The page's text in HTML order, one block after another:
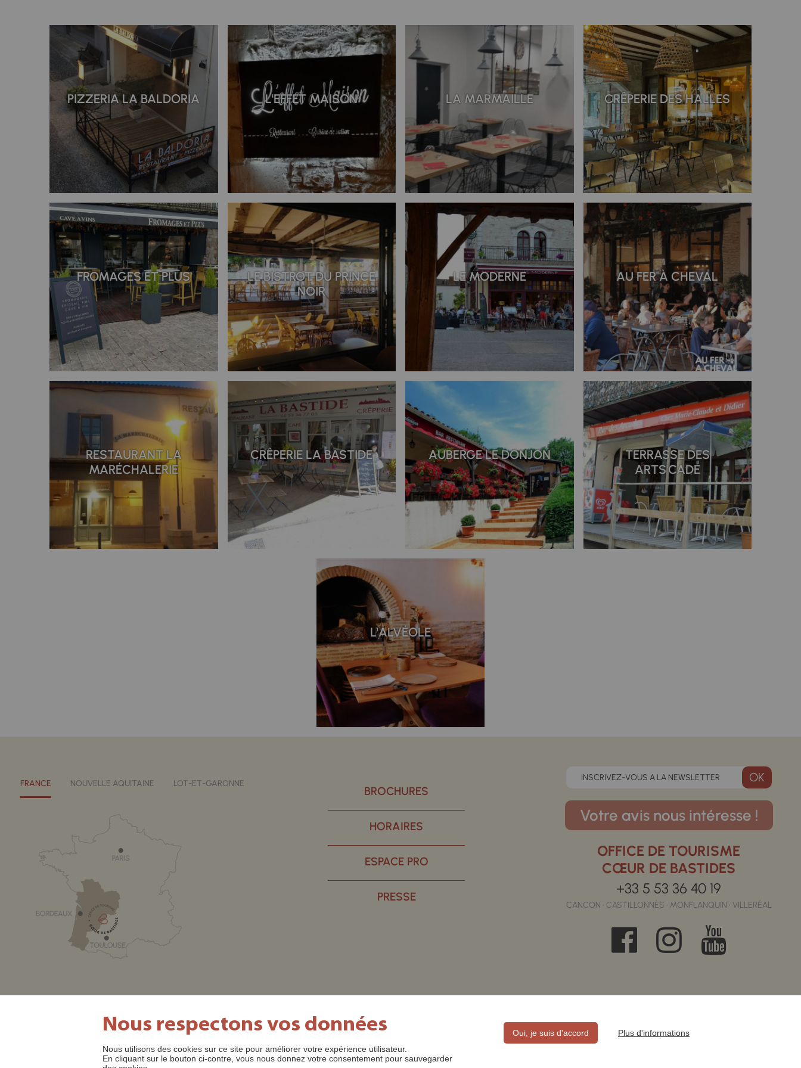
PIZZERIA LA BALDORIA L'EFFET MAISON LA MARMAILLE CRÊPERIE DES HALLES
FROMAGES ET PLUS
LE BISTROT DU PRINCE
NOIR
LE MODERNE AU FER À CHEVAL
RESTAURANT LA
MARÉCHALERIE
CRÊPERIE LA BASTIDE AUBERGE LE DONJON
TERRASSE DES
ARTS'CADE
L'ALVÉOLE
FRANCE NOUVELLE AQUITAINE LOT-ET-GARONNE
BROCHURES
HORAIRES
ESPACE PRO
PRESSE
INSCRIVEZ-VOUS A LA NEWSLETTER
Votre avis nous intéresse !
OFFICE DE TOURISME
CŒUR DE BASTIDES
+33 5 53 36 40 19
CANCON • CASTILLONNÈS • MONFLANQUIN • VILLERÉAL
SITE OFFICIEL DE L'OFFICE DE TOURISME CŒUR DE BASTIDES ©2022 MENTIONS LÉGALES
Nous respectons vos données
Nous utilisons des cookies sur ce site pour améliorer votre expérience utilisateur.
En cliquant sur le bouton ci-contre, vous nous donnez votre consentement pour sauvegarder
Oui, je suis d'accord Plus d'informations